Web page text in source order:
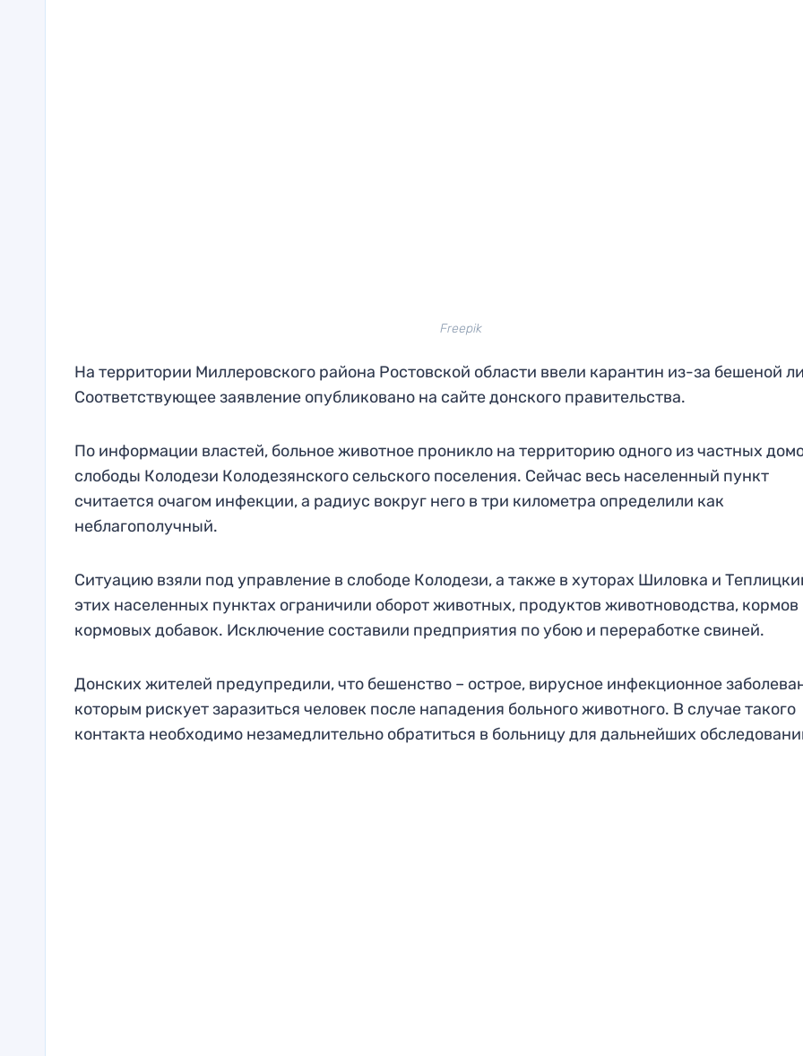
Freepik
На территории Миллеровского района Ростовской области ввели карантин из-за бешеной
Соответствующее заявление опубликовано на сайте донского правительства.
По информации властей, больное животное проникло на территорию одного из частных
слободы Колодези Колодезянского сельского поселения. Сейчас весь населенный пункт
считается очагом инфекции, а радиус вокруг него в три километра определили как
неблагополучный.
Ситуацию взяли под управление в слободе Колодези, а также в хуторах Шиловка и
этих населенных пунктах ограничили оборот животных, продуктов животноводства, кормов
кормовых добавок. Исключение составили предприятия по убою и переработке свиней.
Донских жителей предупредили, что бешенство – острое, вирусное инфекционное
которым рискует заразиться человек после нападения больного животного. В случае такого
контакта необходимо незамедлительно обратиться в больницу для дальнейших